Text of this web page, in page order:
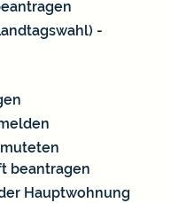
-
beantragen
Hauptwohnung